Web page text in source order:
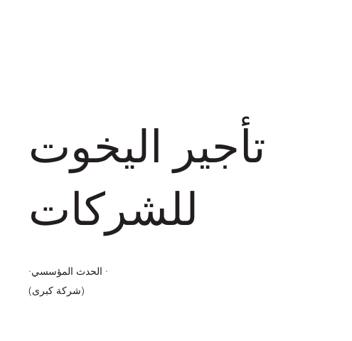
تأجير اليخوت
للشركات
·الحدث المؤسسي ·
(شركة كبرى)